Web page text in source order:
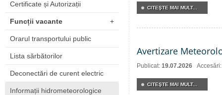
Certificate și Autorizații
Funcții vacante +
Orarul transportului public
Lista sărbătorilor
Deconectări de curent electric
Informații hidrometeorologice
CITEŞTE MAI MULT...
Avertizare
Publicat: 19.07.2026
CITEŞTE MAI MULT...